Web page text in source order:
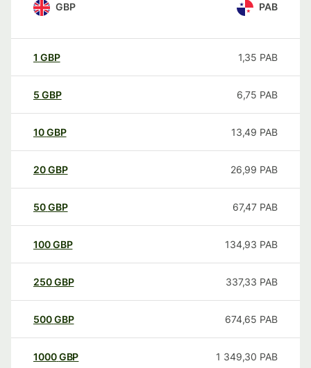
GBP PAB
1 GBP 1,35 PAB
5 GBP 6,75 PAB
10GBP 13,49 PAB
20GBP 26,99 PAB
50GBP 67,47 PAB
100GBP 134,93 PAB
250GBP 337,33 PAB
500GBP 674,65 PAB
1000GBP 1 349,30 PAB